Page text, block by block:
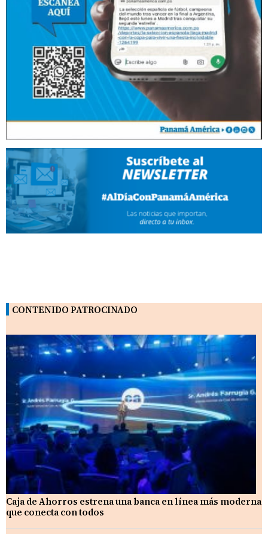
CONTENIDO PATROCINADO
Caja de Ahorros estrena una banca en línea más moderna
que conecta con todos